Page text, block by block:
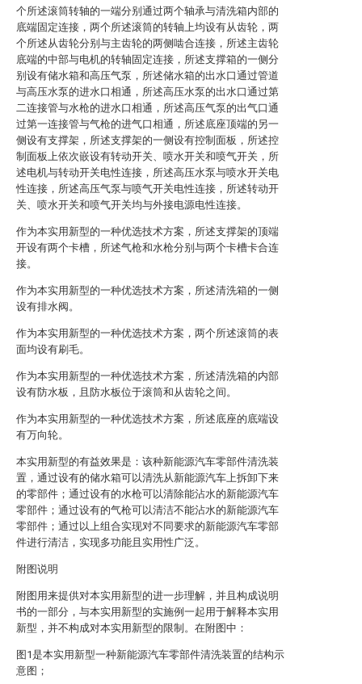
个所述滚筒转轴的一端分别通过两个轴承与清洗箱内部的
底端固定连接，两个所述滚筒的转轴上均设有从齿轮，两
个所述从齿轮分别与主齿轮的两侧啮合连接，所述主齿轮
底端的中部与电机的转轴固定连接，所述支撑箱的一侧分
别设有储水箱和高压气泵，所述储水箱的出水口通过管道
与高压水泵的进水口相通，所述高压水泵的出水口通过第
二连接管与水枪的进水口相通，所述高压气泵的出气口通
过第一连接管与气枪的进气口相通，所述底座顶端的另一
侧设有支撑架，所述支撑架的一侧设有控制面板，所述控
制面板上依次嵌设有转动开关、喷水开关和喷气开关，所
述电机与转动开关电性连接，所述高压水泵与喷水开关电
性连接，所述高压气泵与喷气开关电性连接，所述转动开
关、喷水开关和喷气开关均与外接电源电性连接。
作为本实用新型的一种优选技术方案，所述支撑架的顶端
开设有两个卡槽，所述气枪和水枪分别与两个卡槽卡合连
接。
作为本实用新型的一种优选技术方案，所述清洗箱的一侧
设有排水阀。
作为本实用新型的一种优选技术方案，两个所述滚筒的表
面均设有刷毛。
作为本实用新型的一种优选技术方案，所述清洗箱的内部
设有防水板，且防水板位于滚筒和从齿轮之间。
作为本实用新型的一种优选技术方案，所述底座的底端设
有万向轮。
本实用新型的有益效果是：该种新能源汽车零部件清洗装
置，通过设有的储水箱可以清洗从新能源汽车上拆卸下来
的零部件；通过设有的水枪可以清除能沾水的新能源汽车
零部件；通过设有的气枪可以清洁不能沾水的新能源汽车
零部件；通过以上组合实现对不同要求的新能源汽车零部
件进行清洁，实现多功能且实用性广泛。
附图说明
附图用来提供对本实用新型的进一步理解，并且构成说明
书的一部分，与本实用新型的实施例一起用于解释本实用
新型，并不构成对本实用新型的限制。在附图中：
图1是本实用新型一种新能源汽车零部件清洗装置的结构示
意图；